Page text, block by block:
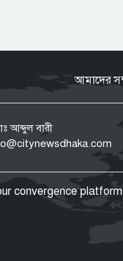
১৭ বছরের
জুলাইয়ের
আমাদের
আব্দুল বারী
convergence